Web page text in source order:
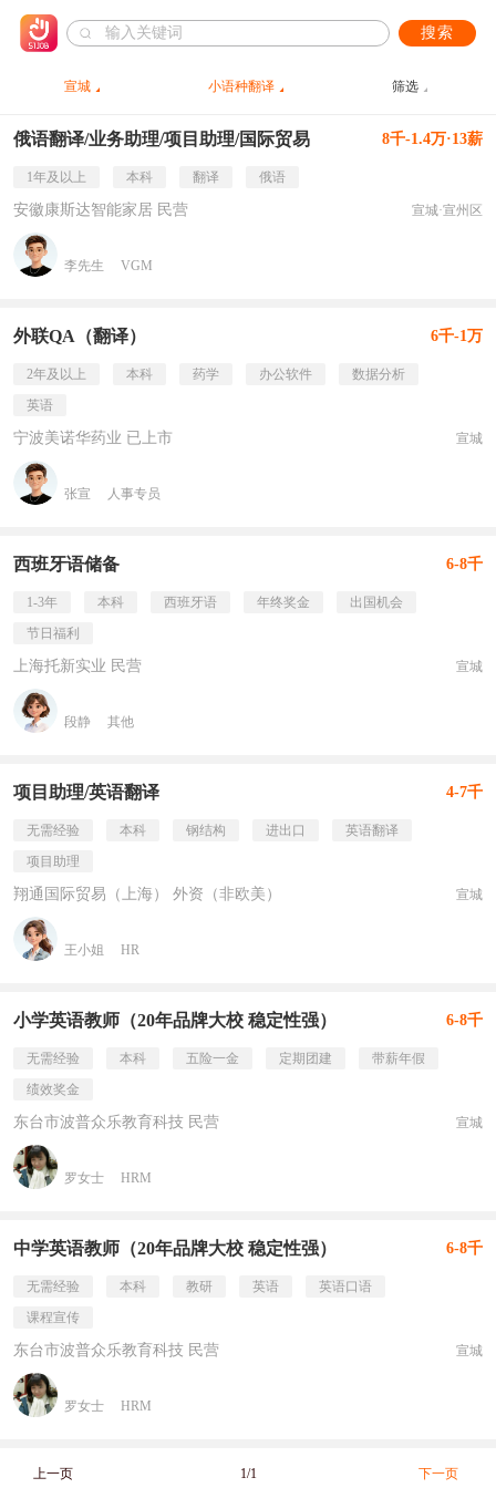
搜索
宣城 小语种翻译 筛选
俄语翻译/业务助理/项目助理/国际贸易 8千-1.4万·13薪
1年及以上 本科 翻译 俄语
安徽康斯达智能家居 民营 宣城·宣州区
李先生 VGM
外联QA（翻译） 6千-1万
2年及以上 本科 药学 办公软件
数据分析
英语
宁波美诺华药业 已上市 宣城
张宣 人事专员
西班牙语储备 6-8千
1-3年 本科 西班牙语 年终奖金
出国机会
节日福利
上海托新实业 民营 宣城
段静 其他
项目助理/英语翻译 4-7千
无需经验 本科 钢结构 进出口
英语翻译
项目助理
翔通国际贸易（上海） 外资（非欧美） 宣城
王小姐 HR
小学英语教师（20年品牌大校 稳定性强） 6-8千
无需经验 本科 五险一金 定期团建
带薪年假
绩效奖金
东台市波普众乐教育科技 民营 宣城
罗女士 HRM
中学英语教师（20年品牌大校 稳定性强） 6-8千
无需经验 本科 教研 英语
英语口语
课程宣传
东台市波普众乐教育科技 民营 宣城
罗女士 HRM
上一页 1/1 下一页